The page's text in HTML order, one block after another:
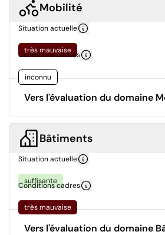
Mobilité
Situation actuelle
très mauvaise
Conditions cadres
inconnu
Vers l'évaluation du domaine
Bâtiments
Situation actuelle
suffisante
Conditions cadres
très mauvaise
Vers l'évaluation du domaine